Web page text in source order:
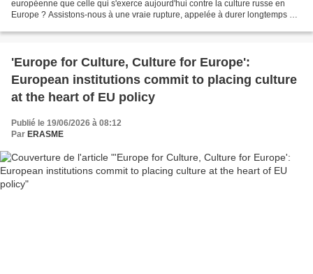
européenne que celle qui s'exerce aujourd'hui contre la culture russe en
Europe ? Assistons-nous à une vraie rupture, appelée à durer longtemps ?
'Europe for Culture, Culture for Europe':
European institutions commit to placing culture
at the heart of EU policy
Publié le 19/06/2026 à 08:12
Par ERASME